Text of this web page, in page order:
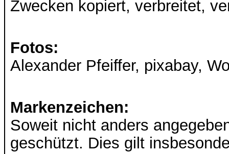
Zwecken kopiert, verbreitet,
Fotos:
Alexander Pfeiffer, pixabay,
Markenzeichen:
Soweit nicht anders
geschützt. Dies gilt